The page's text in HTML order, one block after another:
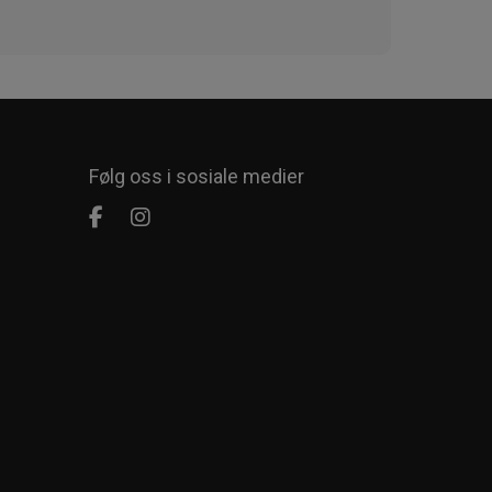
Følg oss i sosiale medier